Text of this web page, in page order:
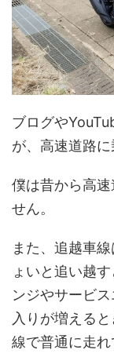
ブログや
が、高速道路に
僕は昔から高
せん。
また、追越車
ょいと追い越
ンジやサービ
入りが増える
線で普通に走